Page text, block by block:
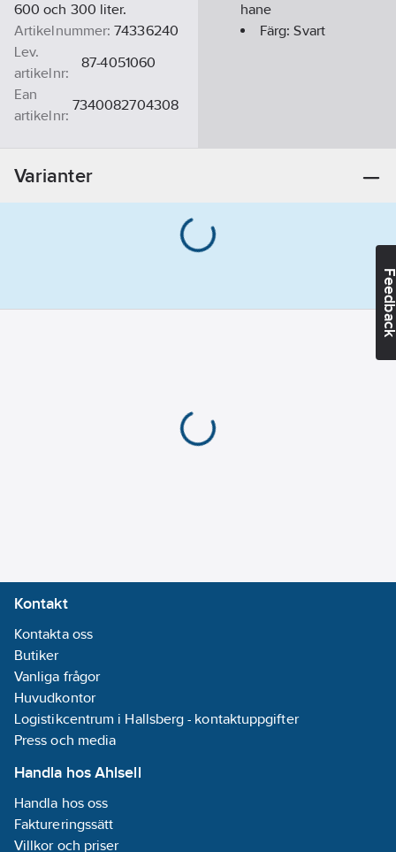
600 och 300 liter.
Artikelnummer: 74336240
Lev.
artikelnr:
87-4051060
Ean
artikelnr:
7340082704308
hane
Färg:Svart
Varianter
Kontakt
Kontakta oss
Butiker
Vanliga frågor
Huvudkontor
Logistikcentrum i Hallsberg - kontaktuppgifter
Press och media
Handla hos Ahlsell
Handla hos oss
Faktureringssätt
Villkor och priser